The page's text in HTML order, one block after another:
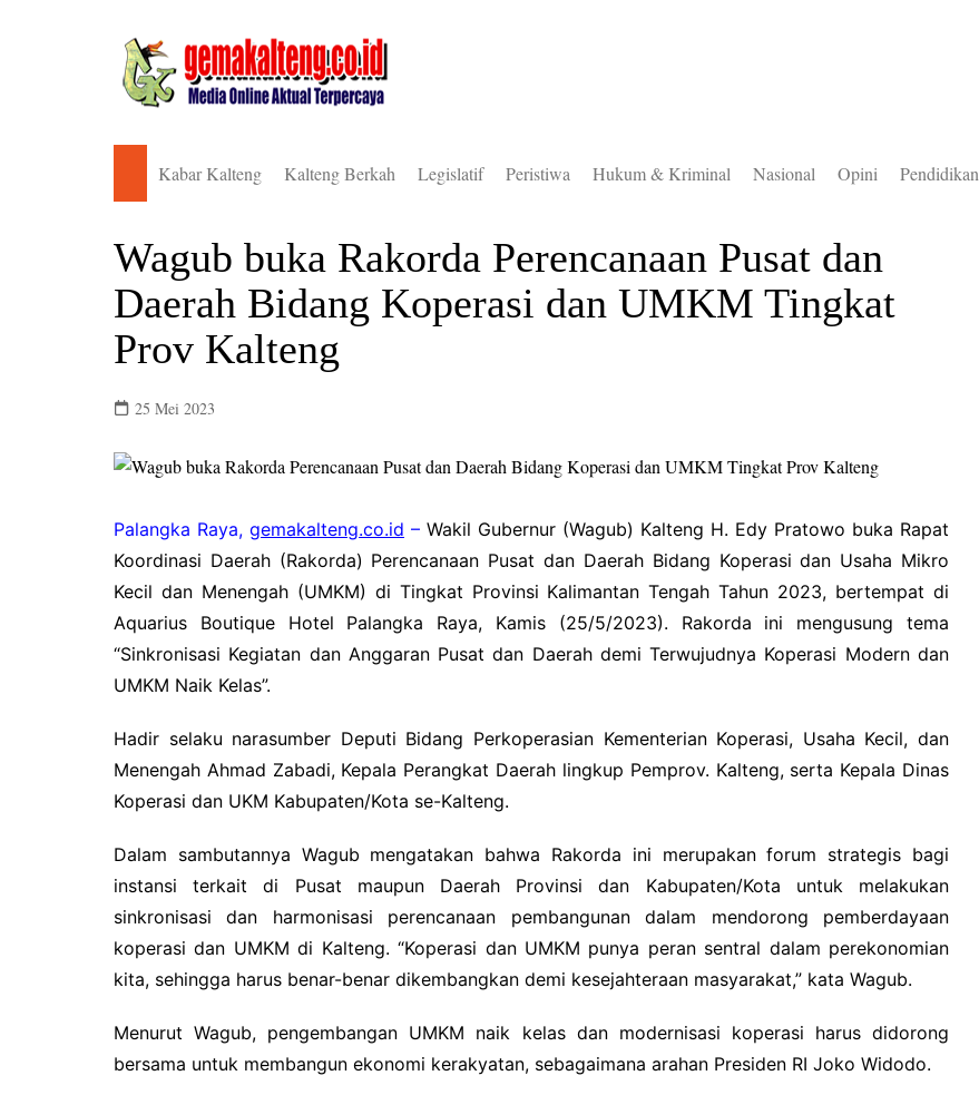
Kabar Kalteng
Pemkab Barito Timur
Pemkab Barito Utara
Pemkab Gunung Mas
Pemkab Kotawaringin Barat
Pemkab Lamandau
Pemkab Mura
Pemkab Pulang Pisau
Pemkab Seruyan
Pemko Palangka Raya
Kalteng Berkah Legislatif
DPRD Barito Timur
DPRD Barito Utara
DPRD Katingan
DPRD Kotawaringin Timur
DPRD Lamandau
DPRD Murung Raya
DPRD Palangka Raya
DPRD Seruyan
DPRD Sukamara
Peristiwa Hukum & Kriminal Nasional Opini Pendidikan
Wagub buka Rakorda Perencanaan Pusat dan
Daerah Bidang Koperasi dan UMKM Tingkat
Prov Kalteng
25 Mei 2023
Palangka Raya, gemakalteng.co.id – Wakil Gubernur (Wagub) Kalteng H. Edy Pratowo buka Rapat
Koordinasi Daerah (Rakorda) Perencanaan Pusat dan Daerah Bidang Koperasi dan Usaha Mikro
Kecil dan Menengah (UMKM) di Tingkat Provinsi Kalimantan Tengah Tahun 2023, bertempat di
Aquarius Boutique Hotel Palangka Raya, Kamis (25/5/2023). Rakorda ini mengusung tema
“Sinkronisasi Kegiatan dan Anggaran Pusat dan Daerah demi Terwujudnya Koperasi Modern dan
UMKM Naik Kelas”.
Hadir selaku narasumber Deputi Bidang Perkoperasian Kementerian Koperasi, Usaha Kecil, dan
Menengah Ahmad Zabadi, Kepala Perangkat Daerah lingkup Pemprov. Kalteng, serta Kepala Dinas
Koperasi dan UKM Kabupaten/Kota se-Kalteng.
Dalam sambutannya Wagub mengatakan bahwa Rakorda ini merupakan forum strategis bagi
instansi terkait di Pusat maupun Daerah Provinsi dan Kabupaten/Kota untuk melakukan
sinkronisasi dan harmonisasi perencanaan pembangunan dalam mendorong pemberdayaan
koperasi dan UMKM di Kalteng. “Koperasi dan UMKM punya peran sentral dalam perekonomian
kita, sehingga harus benar-benar dikembangkan demi kesejahteraan masyarakat,” kata Wagub.
Menurut Wagub, pengembangan UMKM naik kelas dan modernisasi koperasi harus didorong
bersama untuk membangun ekonomi kerakyatan, sebagaimana arahan Presiden RI Joko Widodo.